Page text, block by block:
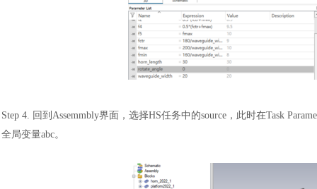
Step 4. 回到Assemmbly界面，选择HS任务中的source，此时在Task
全局变量abc。